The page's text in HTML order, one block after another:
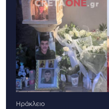
Ηράκλειο